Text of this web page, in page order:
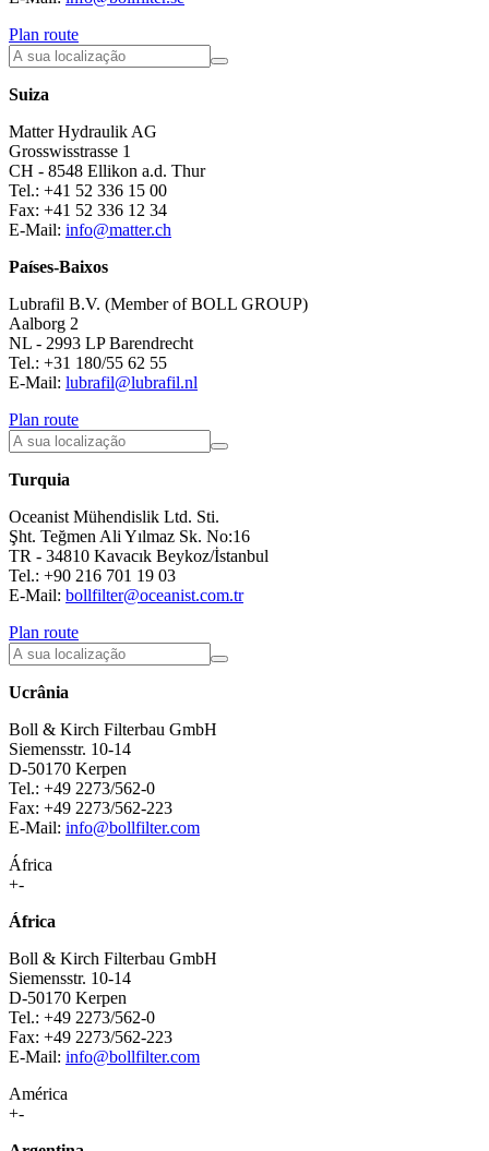
Plan route
Suiza
Matter Hydraulik AG
Grosswisstrasse 1
CH - 8548 Ellikon a.d. Thur
Tel.: +41 52 336 15 00
Fax: +41 52 336 12 34
E-Mail: info@matter.ch
Países-Baixos
Lubrafil B.V. (Member of BOLL GROUP)
Aalborg 2
NL - 2993 LP Barendrecht
Tel.: +31 180/55 62 55
E-Mail: lubrafil@lubrafil.nl
Plan route
Turquia
Oceanist Mühendislik Ltd. Sti.
Şht. Teğmen Ali Yılmaz Sk. No:16
TR - 34810 Kavacık Beykoz/İstanbul
Tel.: +90 216 701 19 03
E-Mail: bollfilter@oceanist.com.tr
Plan route
Ucrânia
Boll & Kirch Filterbau GmbH
Siemensstr. 10-14
D-50170 Kerpen
Tel.: +49 2273/562-0
Fax: +49 2273/562-223
E-Mail: info@bollfilter.com
África
+-
África
Boll & Kirch Filterbau GmbH
Siemensstr. 10-14
D-50170 Kerpen
Tel.: +49 2273/562-0
Fax: +49 2273/562-223
E-Mail: info@bollfilter.com
América
+-